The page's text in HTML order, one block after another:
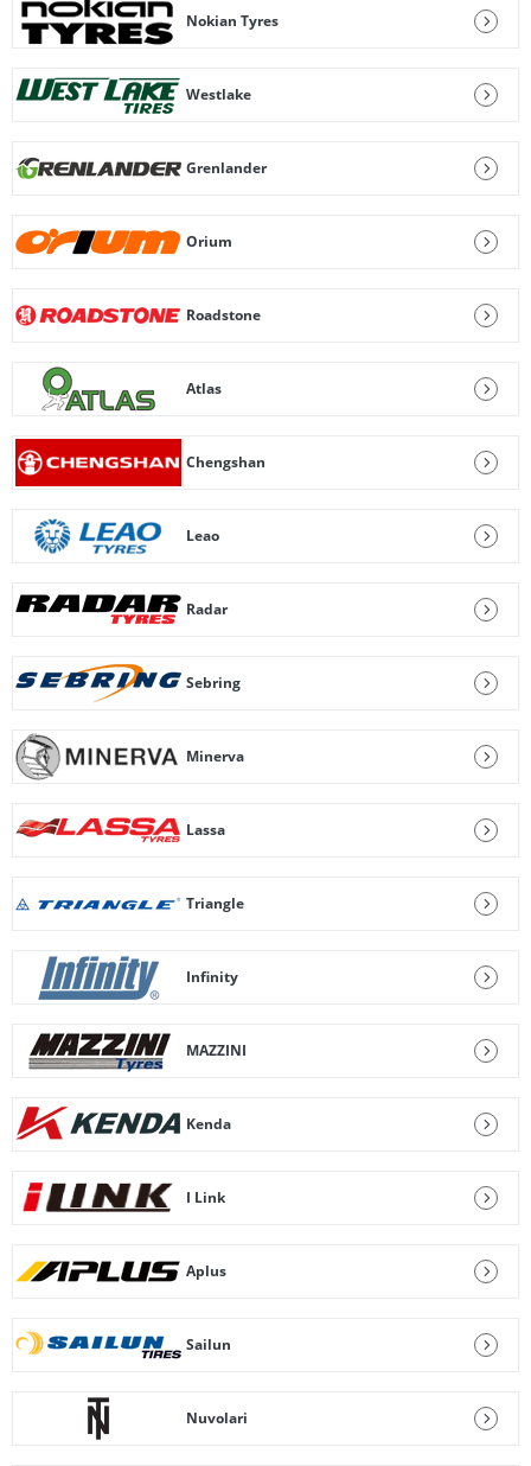
Nokian Tyres
Westlake
Grenlander
Orium
Roadstone
Atlas
Chengshan
Leao
Radar
Sebring
Minerva
Lassa
Triangle
Infinity
MAZZINI
Kenda
I Link
Aplus
Sailun
Nuvolari